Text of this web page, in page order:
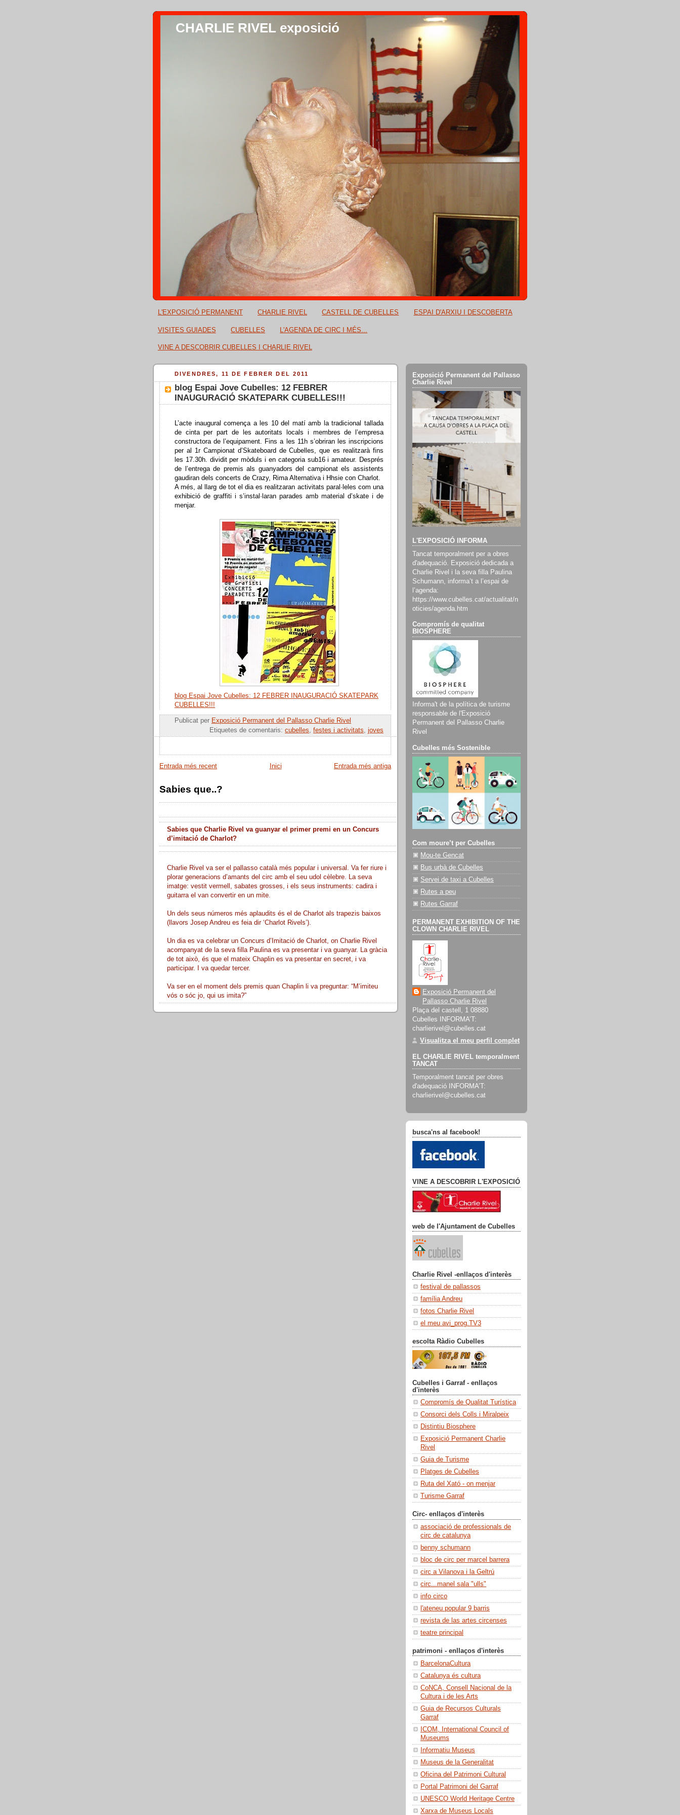
CHARLIE RIVEL exposició
L'EXPOSICIÓ PERMANENT CHARLIE RIVEL CASTELL DE CUBELLES ESPAI D'ARXIU I DESCOBERTA
VISITES GUIADES CUBELLES L'AGENDA DE CIRC I MÉS...
VINE A DESCOBRIR CUBELLES I CHARLIE RIVEL
DIVENDRES, 11 DE FEBRER DEL 2011
blog Espai Jove Cubelles: 12 FEBRER
INAUGURACIÓ SKATEPARK CUBELLES!!!
L’acte inaugural comença a les 10 del matí amb la tradicional tallada
de cinta per part de les autoritats locals i membres de l’empresa
constructora de l’equipament. Fins a les 11h s’obriran les inscripcions
per al 1r Campionat d’Skateboard de Cubelles, que es realitzarà fins
les 17.30h. dividit per mòduls i en categoria sub16 i amateur. Després
de l’entrega de premis als guanyadors del campionat els assistents
gaudiran dels concerts de Crazy, Rima Alternativa i Hhsie con Charlot.
A més, al llarg de tot el dia es realitzaran activitats paral·leles com una
exhibició de graffiti i s’instal·laran parades amb material d’skate i de
menjar.
blog Espai Jove Cubelles: 12 FEBRER INAUGURACIÓ SKATEPARK
CUBELLES!!!
Publicat per Exposició Permanent del Pallasso Charlie Rivel
Etiquetes de comentaris: cubelles, festes i activitats, joves
Entrada més recent Entrada més antiga
Inici
Sabies que..?
Sabies que Charlie Rivel va guanyar el primer premi en un Concurs
d’imitació de Charlot?
Charlie Rivel va ser el pallasso català més popular i universal. Va fer riure i
plorar generacions d’amants del circ amb el seu udol cèlebre. La seva
imatge: vestit vermell, sabates grosses, i els seus instruments: cadira i
guitarra el van convertir en un mite.
Un dels seus números més aplaudits és el de Charlot als trapezis baixos
(llavors Josep Andreu es feia dir ‘Charlot Rivels’).
Un dia es va celebrar un Concurs d’Imitació de Charlot, on Charlie Rivel
acompanyat de la seva filla Paulina es va presentar i va guanyar. La gràcia
de tot això, és que el mateix Chaplin es va presentar en secret, i va
participar. I va quedar tercer.
Va ser en el moment dels premis quan Chaplin li va preguntar: “M’imiteu
vós o sóc jo, qui us imita?”
Exposició Permanent del Pallasso
Charlie Rivel
L'EXPOSICIÓ INFORMA
Tancat temporalment per a obres
d'adequació. Exposició dedicada a
Charlie Rivel i la seva filla Paulina
Schumann, informa’t a l’espai de
l’agenda:
https://www.cubelles.cat/actualitat/n
oticies/agenda.htm
Compromís de qualitat
BIOSPHERE
Informa't de la política de turisme
responsable de l'Exposició
Permanent del Pallasso Charlie
Rivel
Cubelles més Sostenible
Com moure’t per Cubelles
Mou-te Gencat
Bus urbà de Cubelles
Servei de taxi a Cubelles
Rutes a peu
Rutes Garraf
PERMANENT EXHIBITION OF THE
CLOWN CHARLIE RIVEL
Exposició Permanent del
Pallasso Charlie Rivel
Plaça del castell, 1 08880
Cubelles INFORMA’T:
charlierivel@cubelles.cat
Visualitza el meu perfil complet
EL CHARLIE RIVEL temporalment
TANCAT
Temporalment tancat per obres
d'adequació INFORMA’T:
charlierivel@cubelles.cat
busca'ns al facebook!
VINE A DESCOBRIR L'EXPOSICIÓ
web de l'Ajuntament de Cubelles
Charlie Rivel -enllaços d'interès
festival de pallassos
família Andreu
fotos Charlie Rivel
el meu avi_prog.TV3
escolta Ràdio Cubelles
Cubelles i Garraf - enllaços
d'interès
Compromís de Qualitat Turística
Consorci dels Colls i Miralpeix
Distintiu Biosphere
Exposició Permanent Charlie
Rivel
Guia de Turisme
Platges de Cubelles
Ruta del Xató - on menjar
Turisme Garraf
Circ- enllaços d'interès
associació de professionals de
circ de catalunya
benny schumann
bloc de circ per marcel barrera
circ a Vilanova i la Geltrú
circ...manel sala "ulls"
info circo
l'ateneu popular 9 barris
revista de las artes circenses
teatre principal
patrimoni - enllaços d'interès
BarcelonaCultura
Catalunya és cultura
CoNCA, Consell Nacional de la
Cultura i de les Arts
Guia de Recursos Culturals
Garraf
ICOM, International Council of
Museums
Informatiu Museus
Museus de la Generalitat
Oficina del Patrimoni Cultural
Portal Patrimoni del Garraf
UNESCO World Heritage Centre
Xarxa de Museus Locals